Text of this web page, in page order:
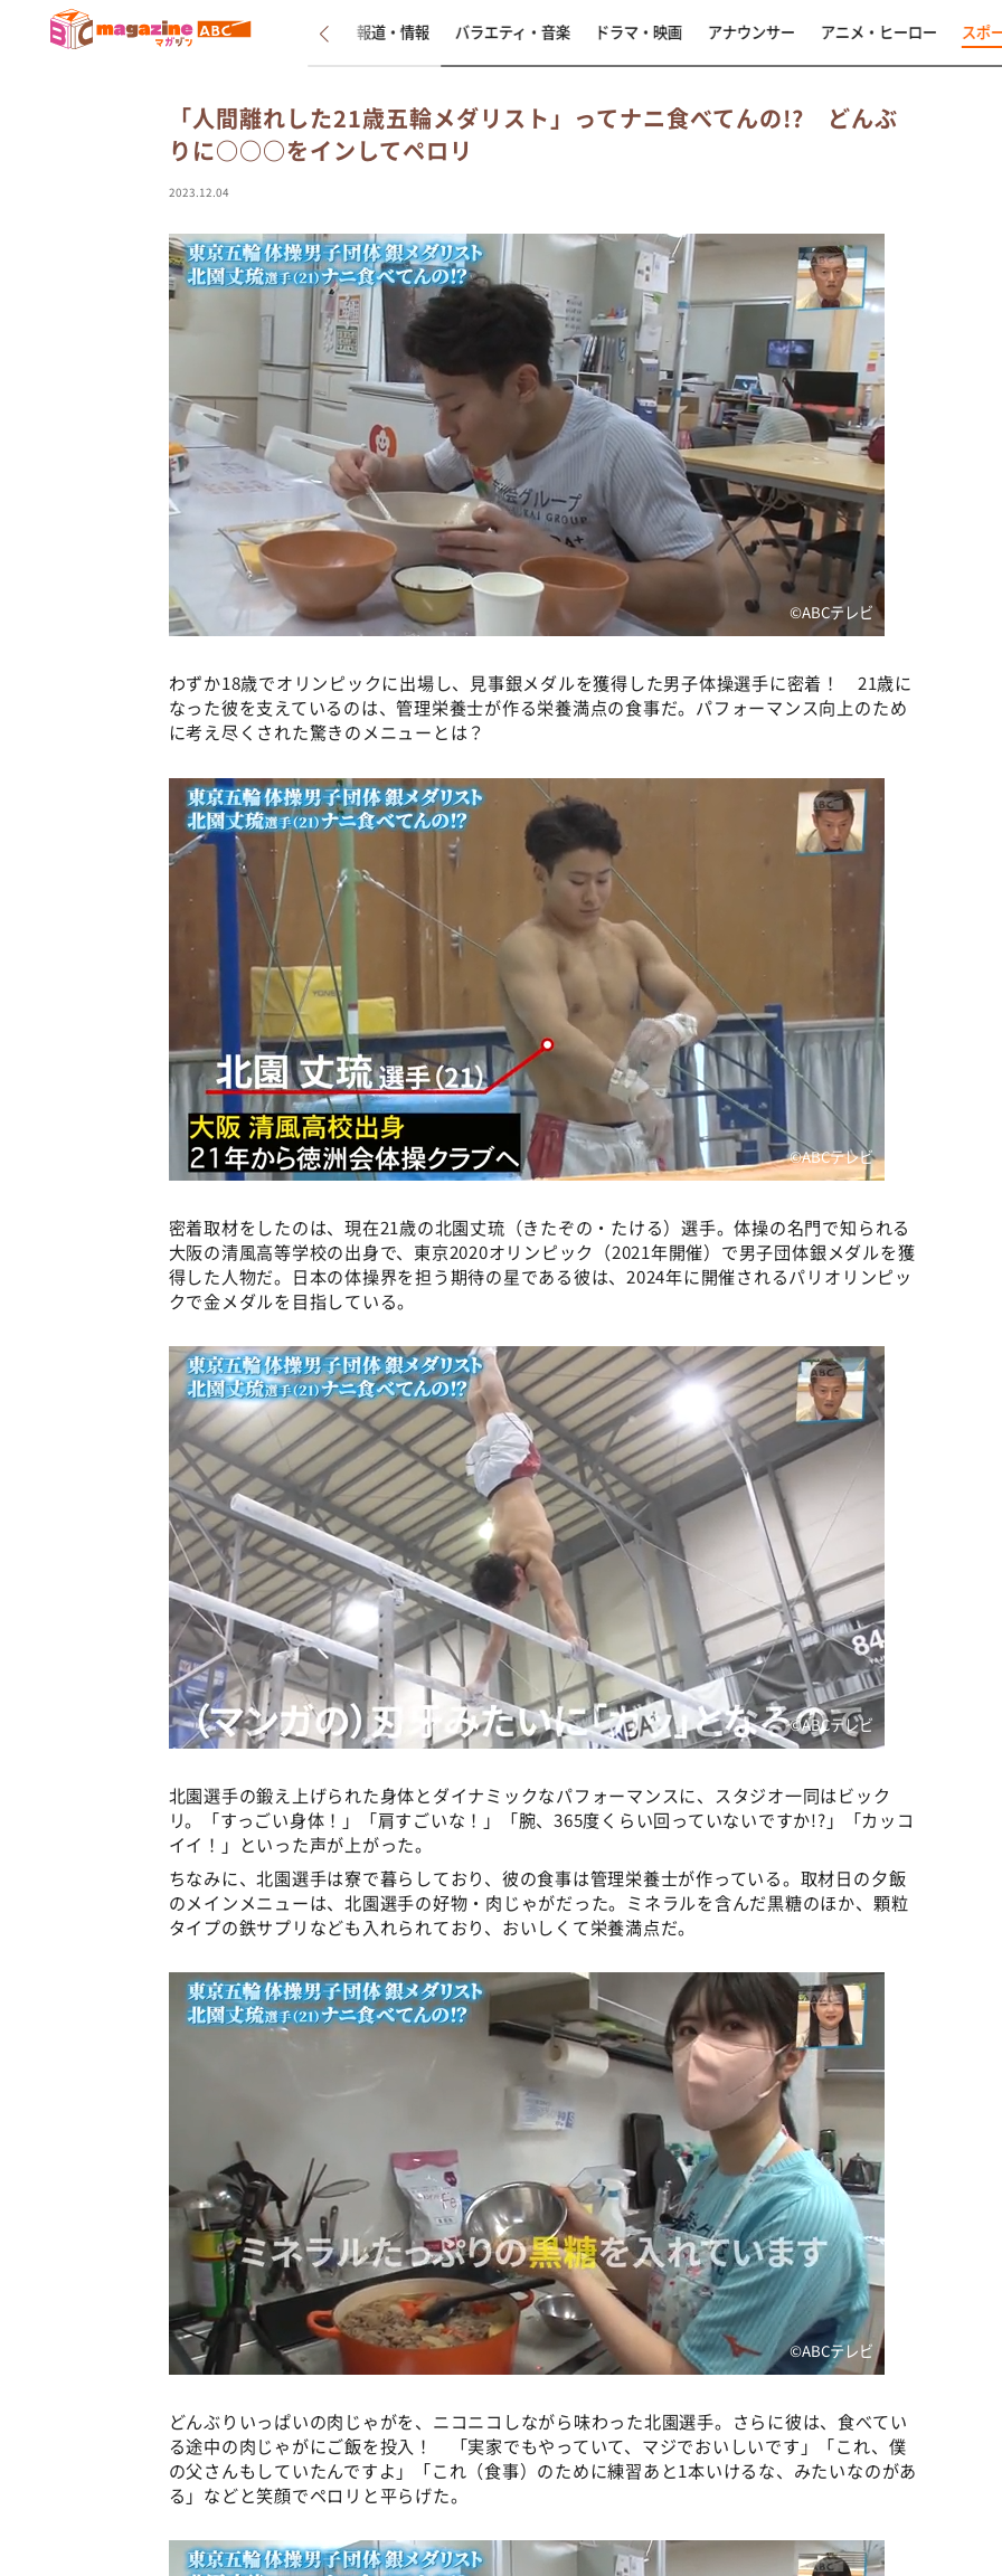
新着 インタビュー 報道・情報 バラエティ・音楽 ドラマ・映画 アナウンサー アニメ・ヒーロー スポ
「人間離れした21歳五輪メダリスト」ってナニ食べてんの!? どんぶ
りに○○○をインしてペロリ
2023.12.04
©️ABCテレビ
わずか18歳でオリンピックに出場し、見事銀メダルを獲得した男子体操選手に密着！ 21歳に
なった彼を支えているのは、管理栄養士が作る栄養満点の食事だ。パフォーマンス向上のため
に考え尽くされた驚きのメニューとは？
©️ABCテレビ
密着取材をしたのは、現在21歳の北園丈琉（きたぞの・たける）選手。体操の名門で知られる
大阪の清風高等学校の出身で、東京2020オリンピック（2021年開催）で男子団体銀メダルを獲
得した人物だ。日本の体操界を担う期待の星である彼は、2024年に開催されるパリオリンピッ
クで金メダルを目指している。
©️ABCテレビ
北園選手の鍛え上げられた身体とダイナミックなパフォーマンスに、スタジオ一同はビック
リ。「すっごい身体！」「肩すごいな！」「腕、365度くらい回っていないですか!?」「カッコ
イイ！」といった声が上がった。
ちなみに、北園選手は寮で暮らしており、彼の食事は管理栄養士が作っている。取材日の夕飯
のメインメニューは、北園選手の好物・肉じゃがだった。ミネラルを含んだ黒糖のほか、顆粒
タイプの鉄サプリなども入れられており、おいしくて栄養満点だ。
©️ABCテレビ
どんぶりいっぱいの肉じゃがを、ニコニコしながら味わった北園選手。さらに彼は、食べてい
る途中の肉じゃがにご飯を投入！ 「実家でもやっていて、マジでおいしいです」「これ、僕
の父さんもしていたんですよ」「これ（食事）のために練習あと1本いけるな、みたいなのがあ
る」などと笑顔でペロリと平らげた。